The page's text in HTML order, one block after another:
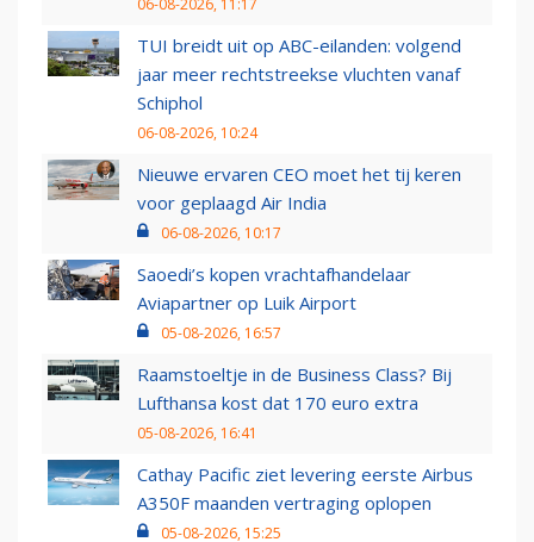
06-08-2026, 11:17
TUI breidt uit op ABC-eilanden: volgend
jaar meer rechtstreekse vluchten vanaf
Schiphol
06-08-2026, 10:24
Nieuwe ervaren CEO moet het tij keren
voor geplaagd Air India
06-08-2026, 10:17
Saoedi’s kopen vrachtafhandelaar
Aviapartner op Luik Airport
05-08-2026, 16:57
Raamstoeltje in de Business Class? Bij
Lufthansa kost dat 170 euro extra
05-08-2026, 16:41
Cathay Pacific ziet levering eerste Airbus
A350F maanden vertraging oplopen
05-08-2026, 15:25